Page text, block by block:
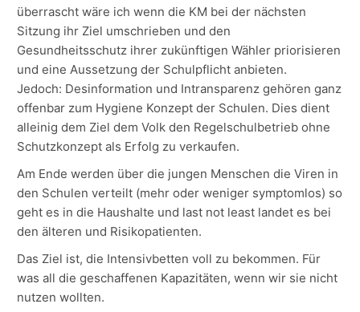
überrascht wäre ich wenn die KM bei der nächsten
Sitzung ihr Ziel umschrieben und den
Gesundheitsschutz ihrer zukünftigen Wähler priorisieren
und eine Aussetzung der Schulpflicht anbieten.
Jedoch: Desinformation und Intransparenz gehören ganz
offenbar zum Hygiene Konzept der Schulen. Dies dient
alleinig dem Ziel dem Volk den Regelschulbetrieb ohne
Schutzkonzept als Erfolg zu verkaufen.
Am Ende werden über die jungen Menschen die Viren in
den Schulen verteilt (mehr oder weniger symptomlos) so
geht es in die Haushalte und last not least landet es bei
den älteren und Risikopatienten.
Das Ziel ist, die Intensivbetten voll zu bekommen. Für
was all die geschaffenen Kapazitäten, wenn wir sie nicht
nutzen wollten.